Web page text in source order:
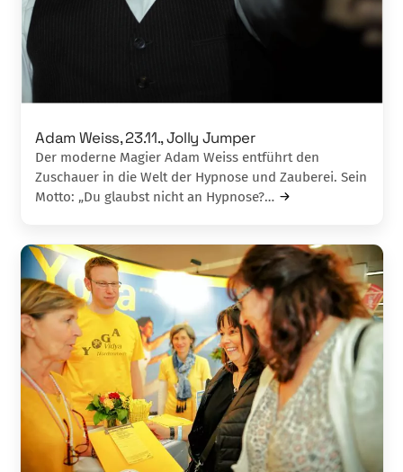
Adam Weiss, 23.11., Jolly Jumper
Der moderne Magier Adam Weiss entführt den
Zuschauer in die Welt der Hypnose und Zau­berei. Sein
Motto: „Du glaubst nicht an Hyp­nose?…